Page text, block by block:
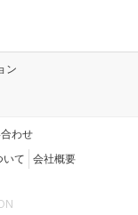
ン
わせ
いて 会社概要